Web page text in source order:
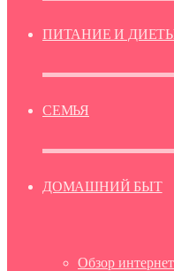
ПИТАНИЕ И
СЕМЬЯ
ДОМАШНИЙ БЫТ
Обзор